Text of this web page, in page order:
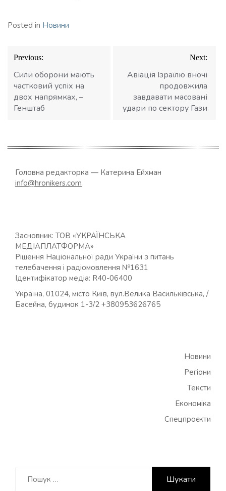
Posted in Новини
Навігація
записів
Previous:
Сили оборони мають
частковий успіх на
двох напрямках, –
Генштаб
Next:
Авіація Ізраїлю вночі
продовжила
завдавати масовані
удари по сектору Гази
Головна редакторка — Катерина Ейхман
info@hronikers.com
Засновник: ТОВ «УКРАЇНСЬКА
МЕДІАПЛАТФОРМА»
Рішення Національної ради України з питань
телебачення і радіомовлення №1631
Ідентифікатор медіа: R40-06400
Україна, 01024, місто Київ, вул.Велика Васильківська, /
Басейна, будинок 1-3/2 +380953626765
Новини
Регіони
Тексти
Економіка
Спецпроєкти